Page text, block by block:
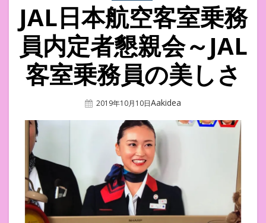
JAL日本航空客室乗務
員内定者懇親会～JAL
客室乗務員の美しさ
Posted
2019年10月10日Author
Aakidea